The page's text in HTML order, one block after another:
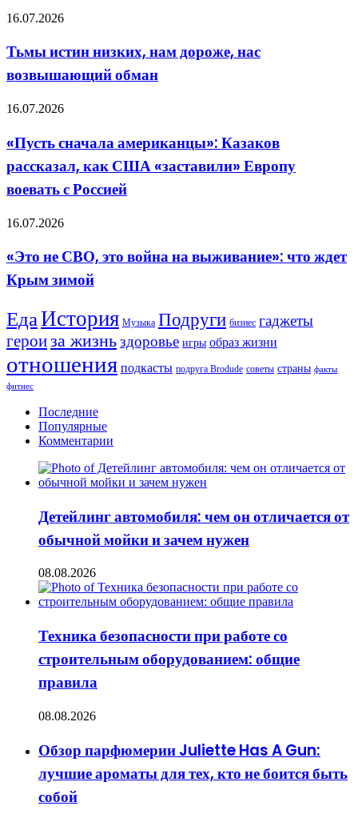
сил»
уверены,
что
перед
ними
в
Тьмы
низких,
нам
дороже,
возвышающий
16.07.2026
Тьмы истин низких, нам дороже, нас
возвышающий обман
«Пусть
американцы»:
Казаков
рассказал,
США
Европу
с
Россией
16.07.2026
«Пусть сначала американцы»: Казаков
рассказал, как США «заставили» Европу
воевать с Россией
«Это
СВО,
это
война
выживание»:
что
ждет
Крым
зимой
16.07.2026
«Это не СВО, это война на выживание»: что ждет
Крым зимой
ЕдаИстория Музыка Подруги бизнес гаджеты
героиза жизнь здоровье игры образ жизни
отношения подкасты подруга Brodude советы страны факты
фитнес
Последние
Популярные
Комментарии
Детейлинг автомобиля: чем он отличается от
обычной мойки и зачем нужен
08.08.2026
Техника безопасности при работе со
строительным оборудованием: общие
правила
08.08.2026
Обзор парфюмерии Juliette Has A Gun:
лучшие ароматы для тех, кто не боится быть
собой